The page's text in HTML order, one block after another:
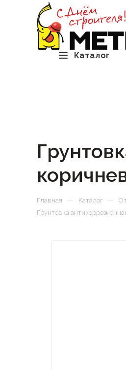
Каталог
Главная — Каталог —
Грунтовка